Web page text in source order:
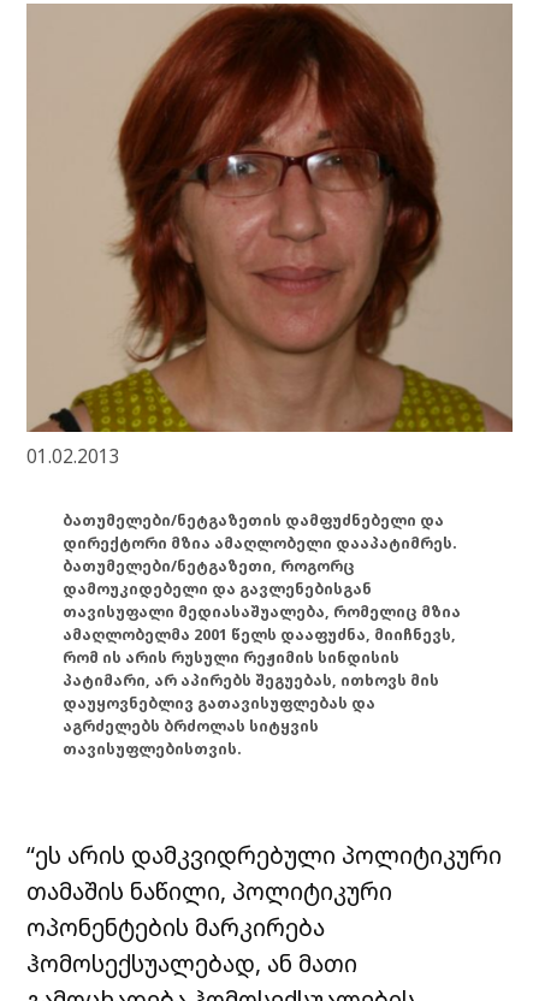
01.02.2013
ბათუმელები/ნეტგაზეთის დამფუძნებელი და
დირექტორი მზია ამაღლობელი დააპატიმრეს.
ბათუმელები/ნეტგაზეთი, როგორც
დამოუკიდებელი და გავლენებისგან
თავისუფალი მედიასაშუალება, რომელიც მზია
ამაღლობელმა 2001 წელს დააფუძნა, მიიჩნევს,
რომ ის არის რუსული რეჟიმის სინდისის
პატიმარი, არ აპირებს შეგუებას, ითხოვს მის
დაუყოვნებლივ გათავისუფლებას და
აგრძელებს ბრძოლას სიტყვის
თავისუფლებისთვის.
“ეს არის დამკვიდრებული პოლიტიკური
თამაშის ნაწილი, პოლიტიკური
ოპონენტების მარკირება
ჰომოსექსუალებად, ან მათი